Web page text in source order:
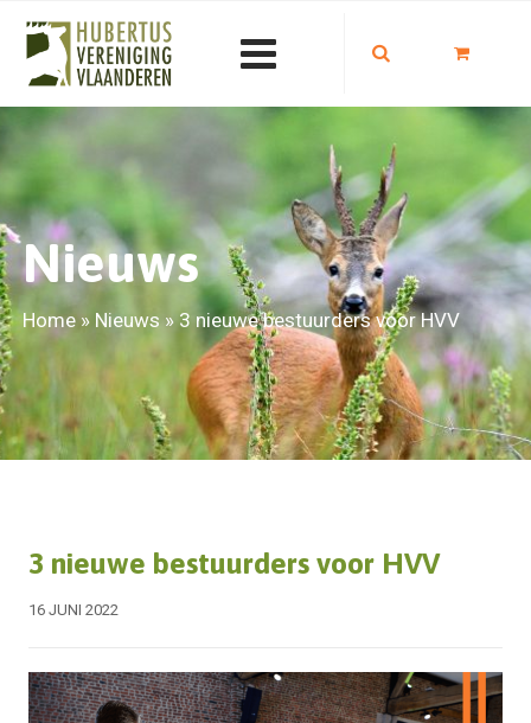
Nieuws
Home» Nieuws » 3 nieuwe bestuurders voor HVV
3 nieuwe bestuurders voor HVV
16 JUNI 2022